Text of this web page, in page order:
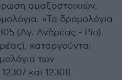
αμαξοστοιχιών,
«Τα δρομολόγια
(Άγ. Ανδρέας - Ρίο)
καταργούνται
των
και 12308